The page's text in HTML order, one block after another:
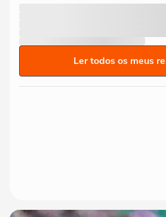
Ler todos os meus